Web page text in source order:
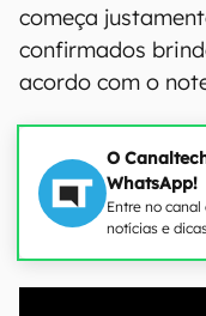
começa
confirmados
acordo com o
O
WhatsApp!
Entre no
notícias e